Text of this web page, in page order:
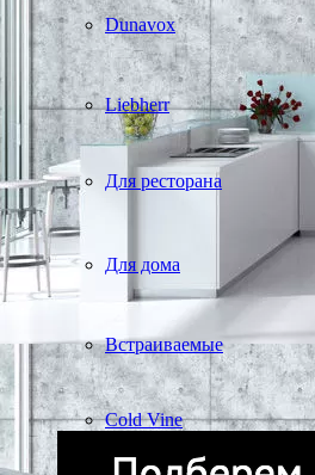
Dunavox
Liebherr
Для ресторана
Для дома
Встраиваемые
Cold Vine